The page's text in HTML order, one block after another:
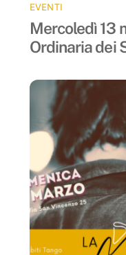
EVENTI
Mercoledì 13
Ordinaria dei